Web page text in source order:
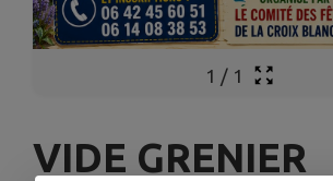
1 / 1
VIDE GRENIER